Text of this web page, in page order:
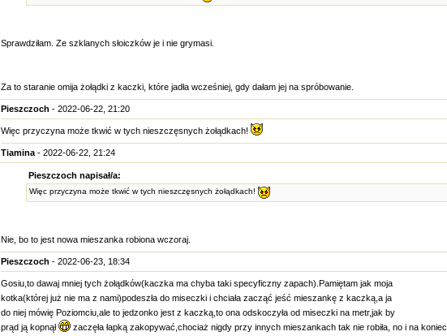
Sprawdziłam. Ze szklanych słoiczków je i nie grymasi.
Za to staranie omija żołądki z kaczki, które jadła wcześniej, gdy dałam jej na spróbowanie.
Pieszczoch - 2022-06-22, 21:20
Więc przyczyna może tkwić w tych nieszczęsnych żołądkach!
Tiamina- 2022-06-22, 21:24
Pieszczoch napisał/a:
Więc przyczyna może tkwić w tych nieszczęsnych żołądkach!
Nie, bo to jest nowa mieszanka robiona wczoraj.
Pieszczoch - 2022-06-23, 18:34
Gosiu,to dawaj mniej tych żołądków(kaczka ma chyba taki specyficzny zapach).Pamiętam jak moja
kotka(której już nie ma z nami)podeszła do miseczki i chciała zacząć jeść mieszankę z kaczką,a ja
do niej mówię Poziomciu,ale to jedzonko jest z kaczką,to ona odskoczyła od miseczki na metr,jak by
prąd ją kopnął
zaczęła łapką zakopywać,chociaż nigdy przy innych mieszankach tak nie robiła, no i na koniec